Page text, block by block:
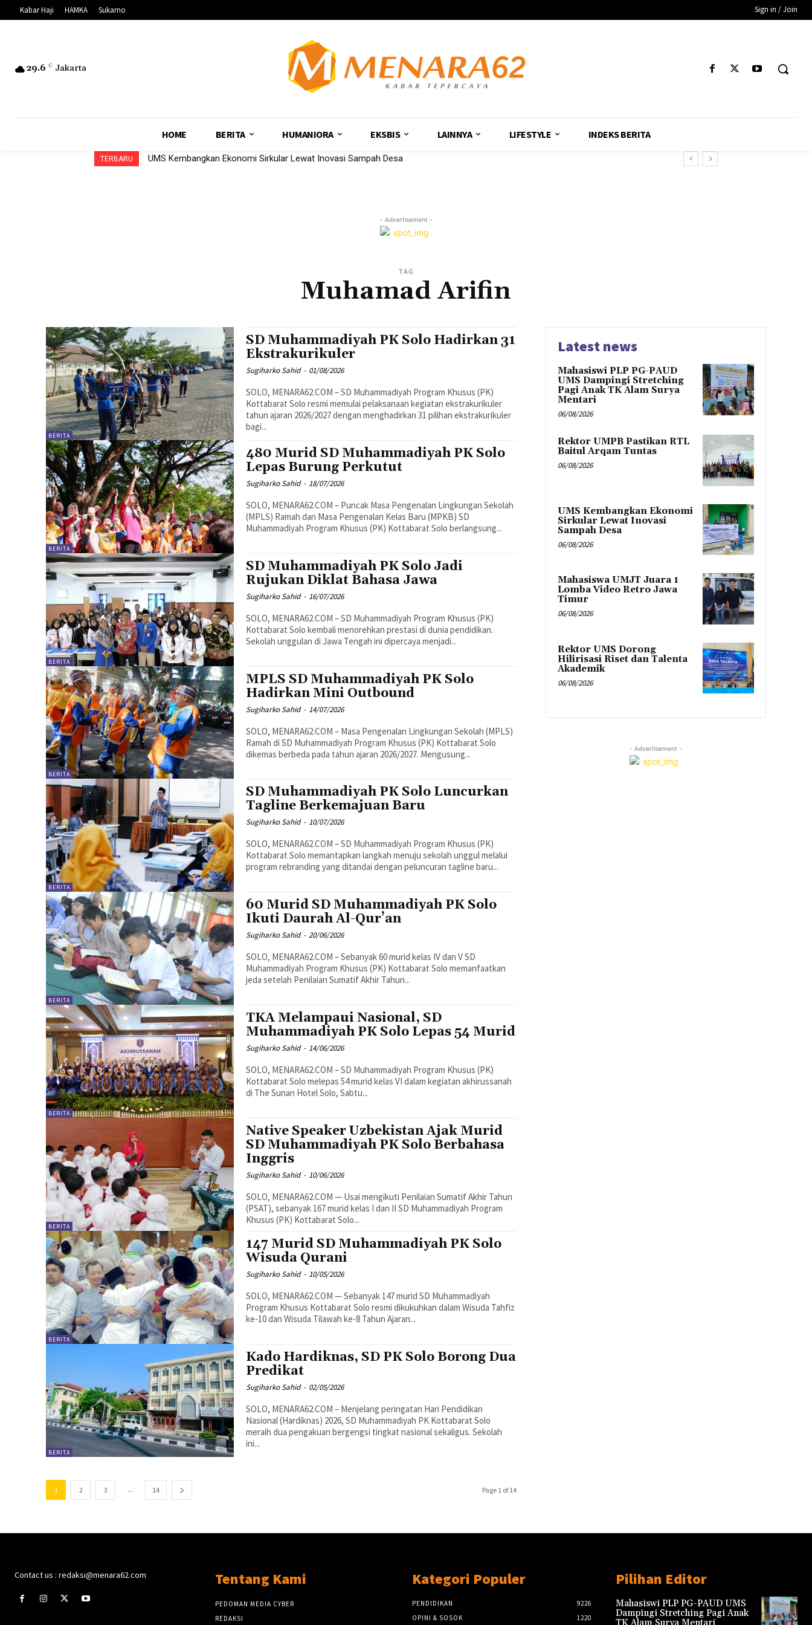
Kabar Haji HAMKA Sukarno Sign in / Join
29.6 C Jakarta
HOME BERITA HUMANIORA EKSBIS LAINNYA LIFESTYLE INDEKS BERITA
TERBARU UMS Kembangkan Ekonomi Sirkular Lewat Inovasi Sampah Desa
- Advertisement -
TAG
Muhamad Arifin
BERITA
SD Muhammadiyah PK Solo Hadirkan 31
Ekstrakurikuler
Sugiharko Sahid - 01/08/2026
SOLO, MENARA62.COM – SD Muhammadiyah Program Khusus (PK)
Kottabarat Solo resmi memulai pelaksanaan kegiatan ekstrakurikuler
tahun ajaran 2026/2027 dengan menghadirkan 31 pilihan ekstrakurikuler
bagi...
BERITA
480 Murid SD Muhammadiyah PK Solo
Lepas Burung Perkutut
Sugiharko Sahid - 18/07/2026
SOLO, MENARA62.COM – Puncak Masa Pengenalan Lingkungan Sekolah
(MPLS) Ramah dan Masa Pengenalan Kelas Baru (MPKB) SD
Muhammadiyah Program Khusus (PK) Kottabarat Solo berlangsung...
BERITA
SD Muhammadiyah PK Solo Jadi
Rujukan Diklat Bahasa Jawa
Sugiharko Sahid - 16/07/2026
SOLO, MENARA62.COM – SD Muhammadiyah Program Khusus (PK)
Kottabarat Solo kembali menorehkan prestasi di dunia pendidikan.
Sekolah unggulan di Jawa Tengah ini dipercaya menjadi...
BERITA
MPLS SD Muhammadiyah PK Solo
Hadirkan Mini Outbound
Sugiharko Sahid - 14/07/2026
SOLO, MENARA62.COM – Masa Pengenalan Lingkungan Sekolah (MPLS)
Ramah di SD Muhammadiyah Program Khusus (PK) Kottabarat Solo
dikemas berbeda pada tahun ajaran 2026/2027. Mengusung...
BERITA
SD Muhammadiyah PK Solo Luncurkan
Tagline Berkemajuan Baru
Sugiharko Sahid - 10/07/2026
SOLO, MENARA62.COM – SD Muhammadiyah Program Khusus (PK)
Kottabarat Solo memantapkan langkah menuju sekolah unggul melalui
program rebranding yang ditandai dengan peluncuran tagline baru...
BERITA
60 Murid SD Muhammadiyah PK Solo
Ikuti Daurah Al-Qur’an
Sugiharko Sahid - 20/06/2026
SOLO, MENARA62.COM – Sebanyak 60 murid kelas IV dan V SD
Muhammadiyah Program Khusus (PK) Kottabarat Solo memanfaatkan
jeda setelah Penilaian Sumatif Akhir Tahun...
BERITA
TKA Melampaui Nasional, SD
Muhammadiyah PK Solo Lepas 54 Murid
Sugiharko Sahid - 14/06/2026
SOLO, MENARA62.COM – SD Muhammadiyah Program Khusus (PK)
Kottabarat Solo melepas 54 murid kelas VI dalam kegiatan akhirussanah
di The Sunan Hotel Solo, Sabtu...
BERITA
Native Speaker Uzbekistan Ajak Murid
SD Muhammadiyah PK Solo Berbahasa
Inggris
Sugiharko Sahid - 10/06/2026
SOLO, MENARA62.COM — Usai mengikuti Penilaian Sumatif Akhir Tahun
(PSAT), sebanyak 167 murid kelas I dan II SD Muhammadiyah Program
Khusus (PK) Kottabarat Solo...
BERITA
147 Murid SD Muhammadiyah PK Solo
Wisuda Qurani
Sugiharko Sahid - 10/05/2026
SOLO, MENARA62.COM — Sebanyak 147 murid SD Muhammadiyah
Program Khusus Kottabarat Solo resmi dikukuhkan dalam Wisuda Tahfiz
ke-10 dan Wisuda Tilawah ke-8 Tahun Ajaran...
BERITA
Kado Hardiknas, SD PK Solo Borong Dua
Predikat
Sugiharko Sahid - 02/05/2026
SOLO, MENARA62.COM – Menjelang peringatan Hari Pendidikan
Nasional (Hardiknas) 2026, SD Muhammadiyah PK Kottabarat Solo
meraih dua pengakuan bergengsi tingkat nasional sekaligus. Sekolah
ini...
1 2 3 ... 14 Page 1 of 14
Latest news
Mahasiswi PLP PG-PAUD
UMS Dampingi Stretching
Pagi Anak TK Alam Surya
Mentari
06/08/2026
Rektor UMPB Pastikan RTL
Baitul Arqam Tuntas
06/08/2026
UMS Kembangkan Ekonomi
Sirkular Lewat Inovasi
Sampah Desa
06/08/2026
Mahasiswa UMJT Juara 1
Lomba Video Retro Jawa
Timur
06/08/2026
Rektor UMS Dorong
Hilirisasi Riset dan Talenta
Akademik
06/08/2026
- Advertisement -
Contact us : redaksi@menara62.com Tentang Kami
PEDOMAN MEDIA CYBER
REDAKSI
Kategori Populer
PENDIDIKAN
9226
OPINI & SOSOK
1220
Pilihan Editor
Mahasiswi PLP PG-PAUD UMS
Dampingi Stretching Pagi Anak
TK Alam Surya Mentari